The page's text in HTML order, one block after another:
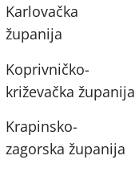
Karlovačka
županija
Koprivničko-
križevačka županija
Krapinsko-
zagorska županija